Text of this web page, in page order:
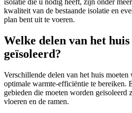
kwaliteit van de bestaande isolatie en
plan bent uit te voeren.
Welke delen van het
geïsoleerd?
Verschillende delen van het huis moeten
optimale warmte-efficiëntie te bereiken.
gebieden die moeten worden geïsoleerd
vloeren en de ramen.